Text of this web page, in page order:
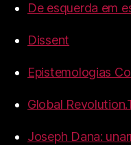
De esquerda em
Dissent
Epistemologias
Global
Joseph Dana: